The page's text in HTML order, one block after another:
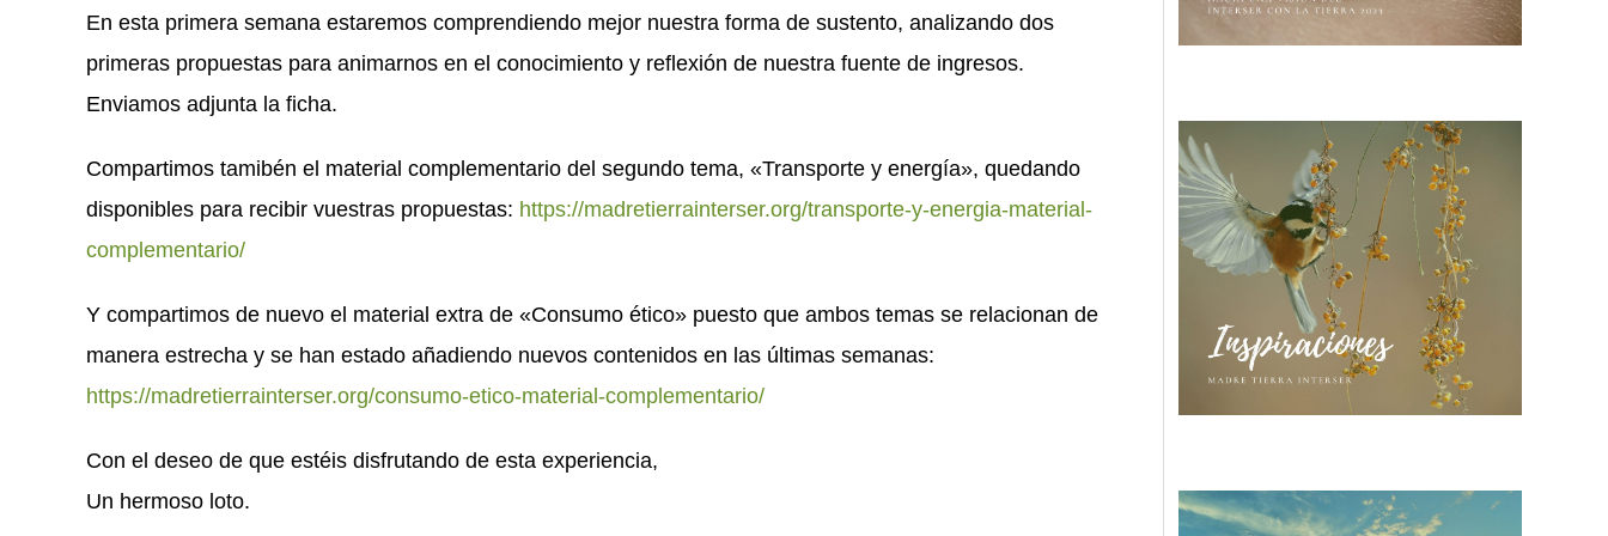
En esta primera semana estaremos comprendiendo mejor nuestra forma de sustento, analizando dos
primeras propuestas para animarnos en el conocimiento y reflexión de nuestra fuente de ingresos.
Enviamos adjunta la ficha.
Compartimos tamibén el material complementario del segundo tema, «Transporte y energía», quedando
disponibles para recibir vuestras propuestas: https://madretierrainterser.org/transporte-y-energia-material-
complementario/
Y compartimos de nuevo el material extra de «Consumo ético» puesto que ambos temas se relacionan de
manera estrecha y se han estado añadiendo nuevos contenidos en las últimas semanas:
https://madretierrainterser.org/consumo-etico-material-complementario/
Con el deseo de que estéis disfrutando de esta experiencia,
Un hermoso loto.